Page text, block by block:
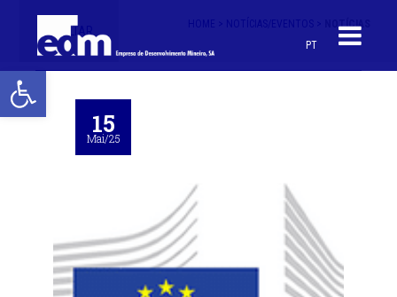
Open toolbar
PT
< VOLTAR NOTÍCIAS
15
Mai/25